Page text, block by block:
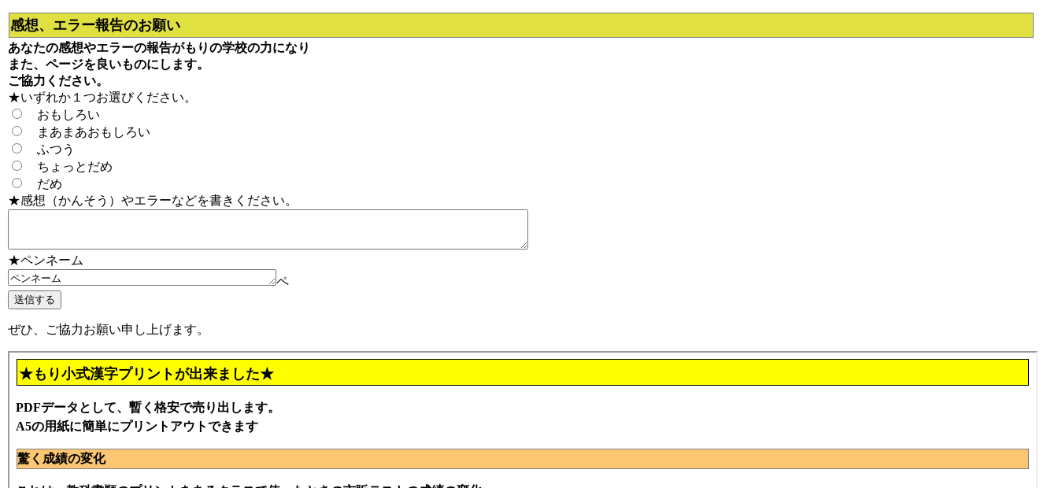
感想、エラー報告のお願い
あなたの感想やエラーの報告がもりの学校の力になり
また、ページを良いものにします。
ご協力ください。
★いずれか１つお選びください。
おもしろい
まあまあおもしろい
ふつう
ちょっとだめ
だめ
★感想（かんそう）やエラーなどを書きください。
★ペンネーム
ペ
ぜひ、ご協力お願い申し上げます。